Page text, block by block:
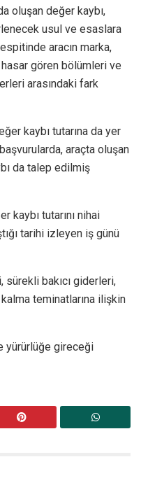
oluşan değer kaybı,
usul ve esaslara
aracın marka,
hasar gören bölümleri ve
arasındaki fark
kaybı tutarına da yer
araçta oluşan
da talep edilmiş
kaybı tutarını nihai
tarihi izleyen iş günü
sürekli bakıcı giderleri,
teminatlarına ilişkin
yürürlüğe gireceği